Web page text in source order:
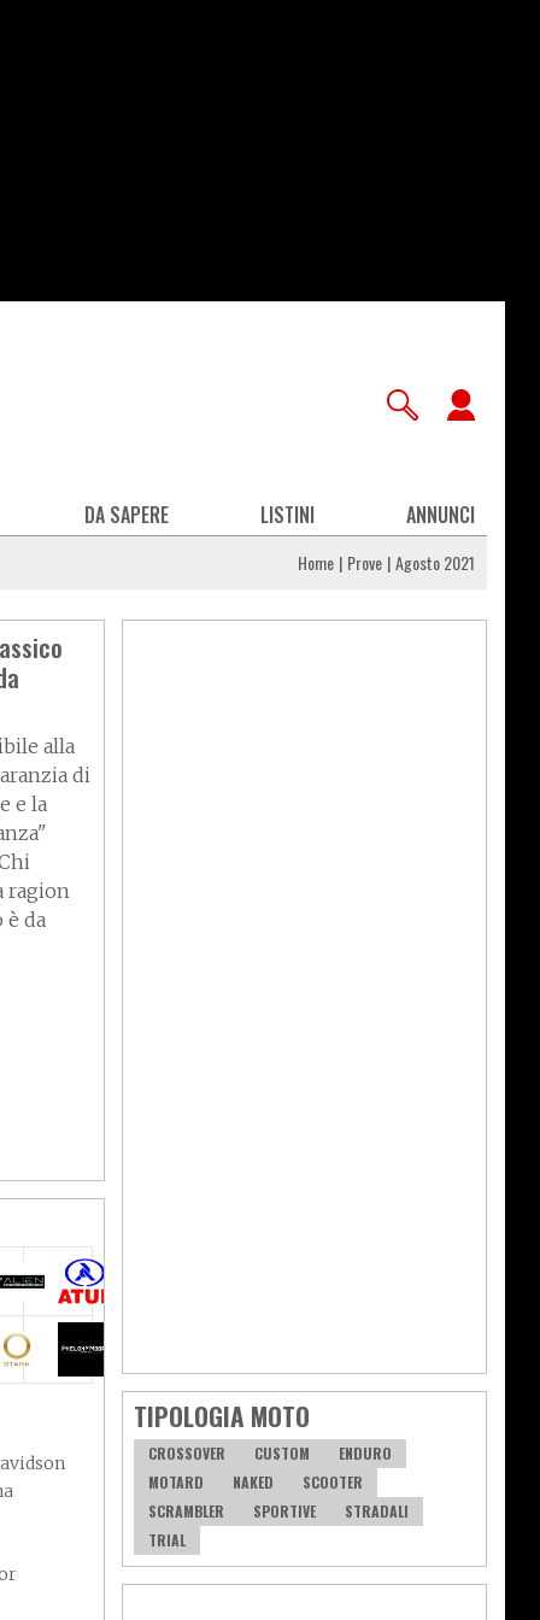
DA SAPERE LISTINI ANNUNCI
Home Prove Agosto 2021
alla
di
e la
ragion
è da
TIPOLOGIA MOTO
CROSSOVER CUSTOM
ENDURO
MOTARD
NAKED
SCOOTER
SCRAMBLER
SPORTIVE
STRADALI
TRIAL